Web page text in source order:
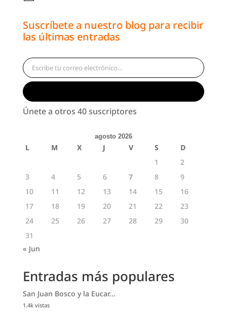
Suscríbete a nuestro blog para recibir
las últimas entradas
Escribe tu correo electrónico…
Únete a otros 40 suscriptores
agosto 2026
L M X J V S
D
1
2
3
4 5 6 7 8
9
10
11 12 13 14 15
16
17
18 19 20 21 22
23
24
25 26 27 28 29
30
31
« Jun
Entradas más populares
San Juan Bosco y la Eucar...
1.4k vistas